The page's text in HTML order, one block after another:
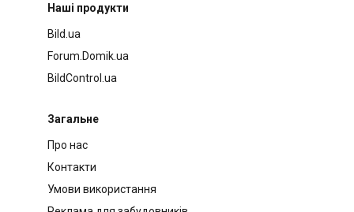
Наші продукти
Bild.ua
Forum.Domik.ua
BildControl.ua
Загальне
Про нас
Контакти
Умови використання